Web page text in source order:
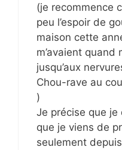
(je recommence
peu l’espoir de
maison cette
m’avaient quand
jusqu’aux
Chou-rave au
)
Je précise que
que je viens de
seulement